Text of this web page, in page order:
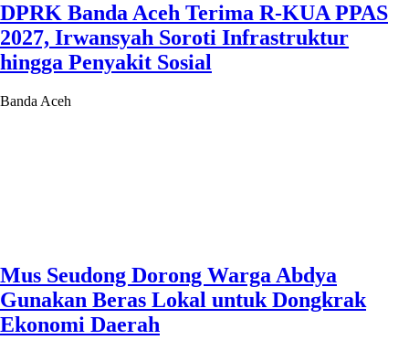
DPRK Banda Aceh Terima R-KUA PPAS
2027, Irwansyah Soroti Infrastruktur
hingga Penyakit Sosial
Banda Aceh
Mus Seudong Dorong Warga Abdya
Gunakan Beras Lokal untuk Dongkrak
Ekonomi Daerah